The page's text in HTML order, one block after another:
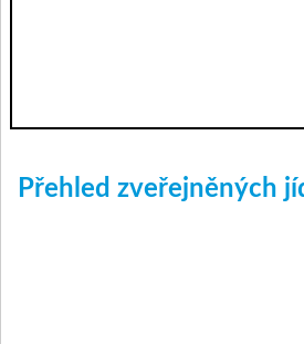
Přehled zveřejněných